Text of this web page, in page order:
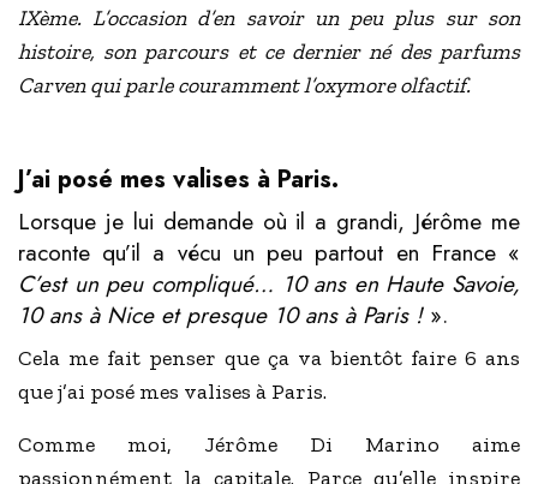
IXème. L’occasion d’en savoir un peu plus sur son
histoire, son parcours et ce dernier né des parfums
Carven qui parle couramment l’oxymore olfactif.
J’ai posé mes valises à Paris.
Lorsque je lui demande où il a grandi, Jérôme me
raconte qu’il a vécu un peu partout en France «
C’est un peu compliqué… 10 ans en Haute Savoie,
10 ans à Nice et presque 10 ansà Paris !».
Cela me fait penser que ça va bientôt faire 6 ans
que j’ai posé mes valises à Paris.
Comme moi, Jérôme Di Marino aime
passionnément la capitale. Parce qu’elle inspire